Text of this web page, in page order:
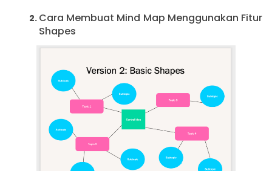
Cara Membuat Mind Map Menggunakan Fitur
Shapes